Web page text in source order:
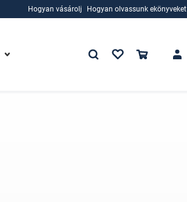
Hogyan vásárolj
Hogyan olvassunk ekönyveket